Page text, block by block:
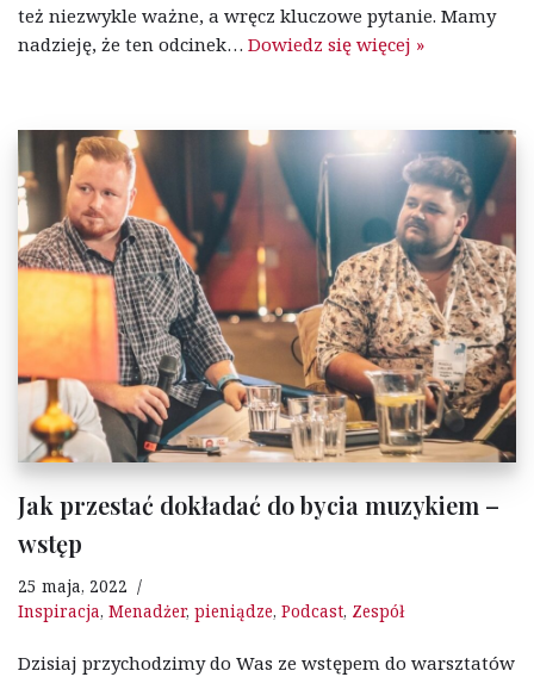
też niezwykle ważne, a wręcz kluczowe pytanie. Mamy
nadzieję, że ten odcinek… Dowiedz się więcej »
Jak przestać dokładać do bycia muzykiem –
wstęp
25 maja, 2022
Inspiracja, Menadżer, pieniądze, Podcast, Zespół
Dzisiaj przychodzimy do Was ze wstępem do warsztatów